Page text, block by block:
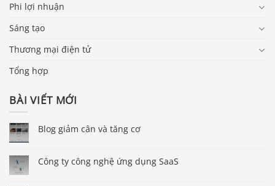
Phi lợi nhuận
Sáng tạo
Thương mại điện tử
Tổng hợp
BÀI VIẾT MỚI
Blog giảm cân và tăng cơ
Công ty công nghệ ứng dụng SaaS